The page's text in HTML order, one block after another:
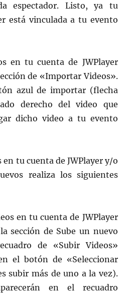
espectador. Listo, ya tu
está vinculada a tu evento
en tu cuenta de JWPlayer
de «Importar Videos».
azul de importar (flecha
derecho del video que
dicho video a tu evento
en tu cuenta de JWPlayer y/o
realiza los siguientes
en tu cuenta de JWPlayer
sección de Sube un nuevo
de «Subir Videos»
el botón de «Seleccionar
subir más de uno a la vez).
en el recuadro